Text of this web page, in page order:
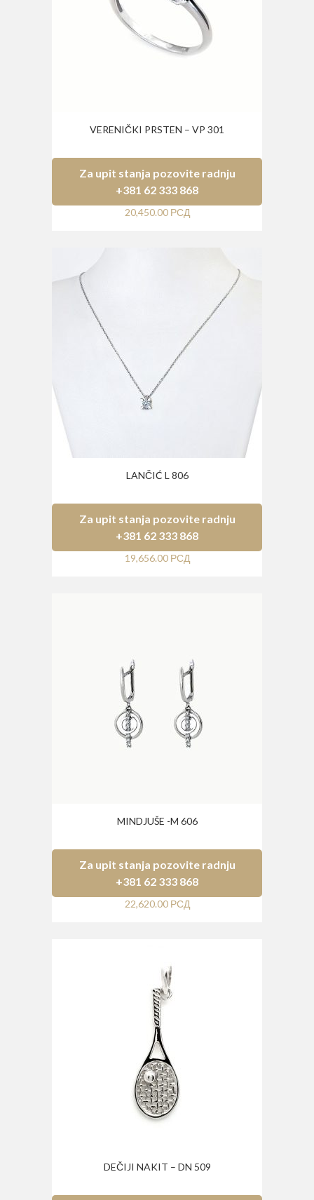
VERENIČKI PRSTEN – VP 301
Za upit stanja pozovite radnju
+381 62 333 868
20,450.00 РСД
LANČIĆ L 806
Za upit stanja pozovite radnju
+381 62 333 868
19,656.00 РСД
MINDJUŠE -M 606
Za upit stanja pozovite radnju
+381 62 333 868
22,620.00 РСД
DEČIJI NAKIT – DN 509